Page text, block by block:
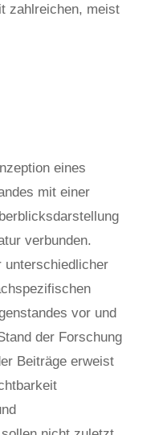
meist
eines
mit einer
verbunden.
unterschiedlicher
vor und
der Forschung
Beiträge erweist